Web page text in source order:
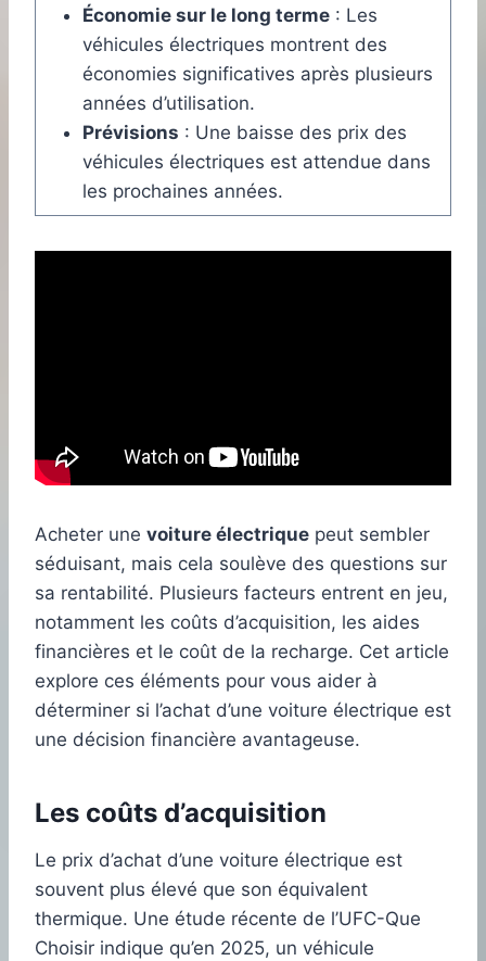
Économie sur le long terme: Les
véhicules électriques montrent des
économies significatives après plusieurs
années d’utilisation.
Prévisions : Une baisse des prix des
véhicules électriques est attendue dans
les prochaines années.
Acheter une voiture électrique peut sembler
séduisant, mais cela soulève des questions sur
sa rentabilité. Plusieurs facteurs entrent en jeu,
notamment les coûts d’acquisition, les aides
financières et le coût de la recharge. Cet article
explore ces éléments pour vous aider à
déterminer si l’achat d’une voiture électrique est
une décision financière avantageuse.
Les coûts d’acquisition
Le prix d’achat d’une voiture électrique est
souvent plus élevé que son équivalent
thermique. Une étude récente de l’UFC-Que
Choisir indique qu’en 2025, un véhicule